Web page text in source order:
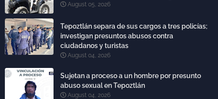
August 05, 2026
Tepoztlán separa de sus cargos a tres policías;
investigan presuntos abusos contra
ciudadanos y turistas
August 04, 2026
Sujetan a proceso a un hombre por presunto
abuso sexual en Tepoztlán
August 04, 2026